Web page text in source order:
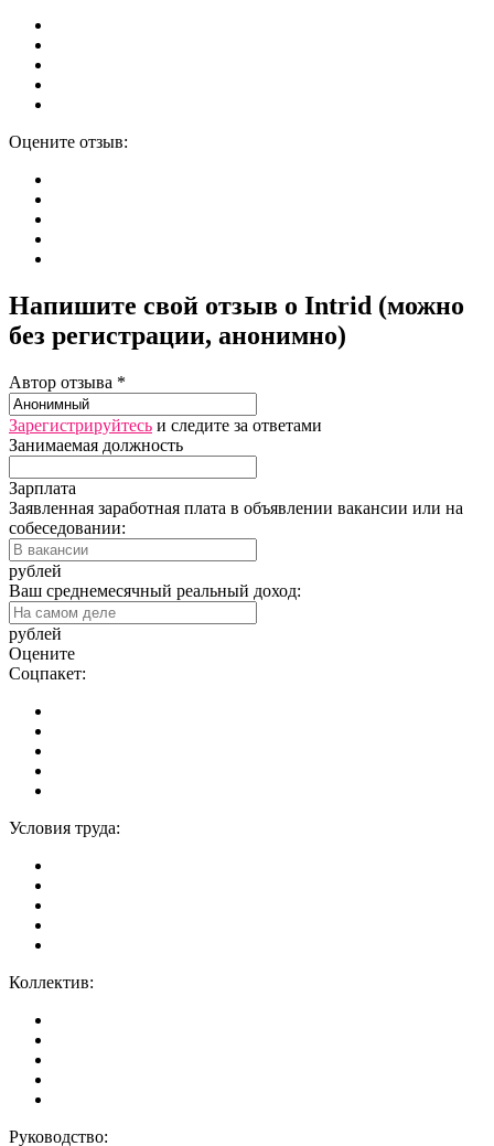
Оцените отзыв:
Напишите свой отзыв о Intrid (можно
без регистрации, анонимно)
Автор отзыва *
Зарегистрируйтесь и следите за ответами
Занимаемая должность
Зарплата
Заявленная заработная плата в объявлении вакансии или на
собеседовании:
рублей
Ваш среднемесячный реальный доход:
рублей
Оцените
Соцпакет:
Условия труда:
Коллектив:
Руководство: